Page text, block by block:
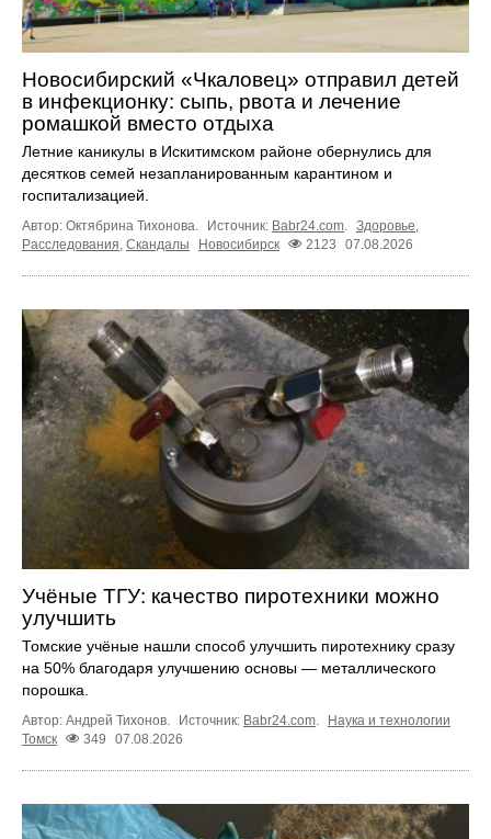
Новосибирский «Чкаловец» отправил детей
в инфекционку: сыпь, рвота и лечение
ромашкой вместо отдыха
Летние каникулы в Искитимском районе обернулись для
десятков семей незапланированным карантином и
госпитализацией.
Автор: Октябрина Тихонова. Источник: Babr24.com. Здоровье,
Расследования, Скандалы Новосибирск 2123 07.08.2026
Учёные ТГУ: качество пиротехники можно
улучшить
Томские учёные нашли способ улучшить пиротехнику сразу
на 50% благодаря улучшению основы — металлического
порошка.
Автор: Андрей Тихонов. Источник: Babr24.com.
Наука и технологии
Томск
349 07.08.2026